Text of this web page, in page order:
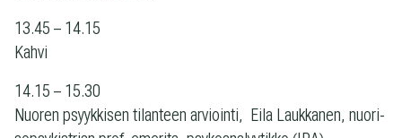
13.45 – 14.15
Kahvi
14.15 – 15.30
Nuo­ren psyyk­ki­sen tilan­teen arviointi, Eila Lauk­ka­nen, nuo­ri­